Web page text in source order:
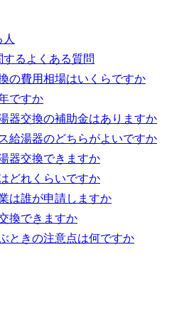
るよくある質問
の費用相場はいくらですか
ですか
器交換の補助金はありますか
給湯器のどちらがよいですか
器交換できますか
どれくらいですか
は誰が申請しますか
換できますか
ときの注意点は何ですか